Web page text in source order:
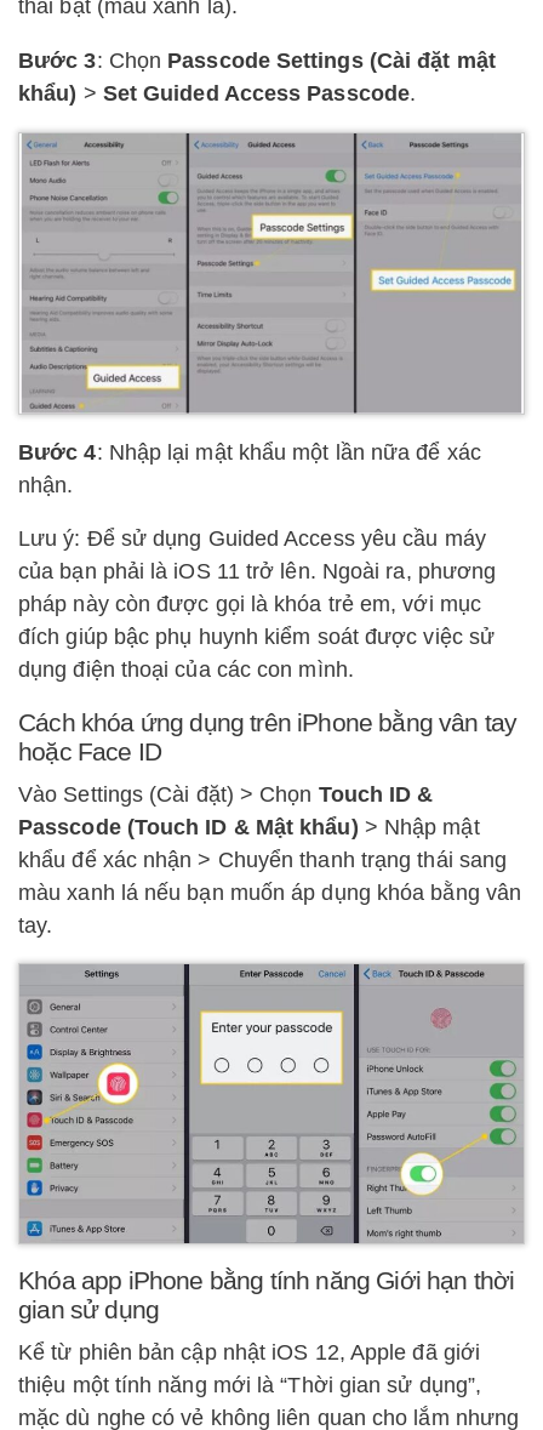
thái bật (màu xanh lá).
Bước 3: Chọn Passcode Settings (Cài đặt mật
khẩu) > Set Guided Access Passcode.
Bước 4: Nhập lại mật khẩu một lần nữa để xác
nhận.
Lưu ý: Để sử dụng Guided Access yêu cầu máy
của bạn phải là iOS 11 trở lên. Ngoài ra, phương
pháp này còn được gọi là khóa trẻ em, với mục
đích giúp bậc phụ huynh kiểm soát được việc sử
dụng điện thoại của các con mình.
Cách khóa ứng dụng trên iPhone bằng vân tay
hoặc Face ID
Vào Settings (Cài đặt) > Chọn Touch ID &
Passcode (Touch ID & Mật khẩu) > Nhập mật
khẩu để xác nhận > Chuyển thanh trạng thái sang
màu xanh lá nếu bạn muốn áp dụng khóa bằng vân
tay.
Khóa app iPhone bằng tính năng Giới hạn thời
gian sử dụng
Kể từ phiên bản cập nhật iOS 12, Apple đã giới
thiệu một tính năng mới là “Thời gian sử dụng”,
mặc dù nghe có vẻ không liên quan cho lắm nhưng